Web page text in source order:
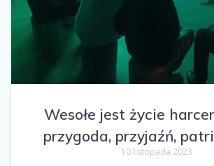
Wesołe jest życie
przygoda, przyjaźń,
10 listopada 2023